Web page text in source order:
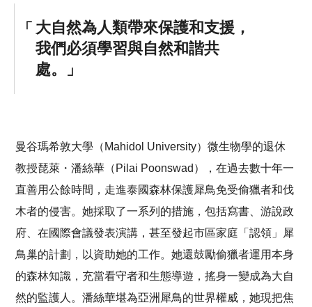
大自然為人類帶來保護和支援，
我們必須學習與自然和諧共
處。
曼谷瑪希敦大學（Mahidol University）微生物學的退休
教授琵萊・潘絲華（Pilai Poonswad），在過去數十年一
直善用公餘時間，走進泰國森林保護犀鳥免受偷獵者和伐
木者的侵害。她採取了一系列的措施，包括寫書、游說政
府、在國際會議發表演講，甚至發起市區家庭「認領」犀
鳥巢的計劃，以資助她的工作。她還鼓勵偷獵者運用本身
的森林知識，充當看守者和生態導遊，搖身一變成為大自
然的監護人。潘絲華堪為亞洲犀鳥的世界權威，她現把焦